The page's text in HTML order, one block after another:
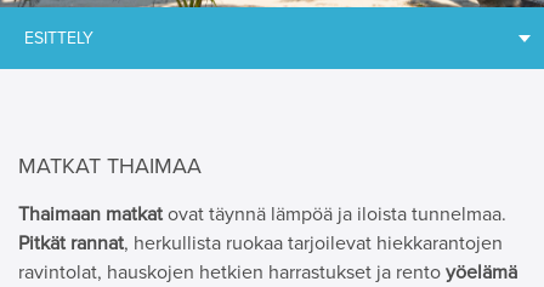
ESITTELY
MATKAT THAIMAA
Thaimaan matkat ovat täynnä lämpöä ja iloista tunnelmaa.
Pitkät rannat, herkullista ruokaa tarjoilevat hiekkarantojen
ravintolat, hauskojen hetkien harrastukset ja rento yöelämä